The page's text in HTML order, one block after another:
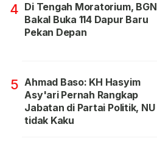
4 Di Tengah Moratorium, BGN
Bakal Buka 114 Dapur Baru
Pekan Depan
5 Ahmad Baso: KH Hasyim
Asy'ari Pernah Rangkap
Jabatan di Partai Politik, NU
tidak Kaku